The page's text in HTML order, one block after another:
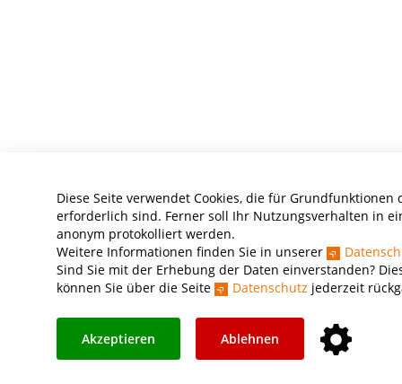
Diese Seite verwendet Cookies, die für Grundfunktionen
erforderlich sind. Ferner soll Ihr Nutzungsverhalten in
anonym protokolliert werden.
Weitere Informationen finden Sie in unserer
Sind Sie mit der Erhebung der Daten einverstanden?
können Sie über die Seite
Datenschutz jederzeit
Akzeptieren Ablehnen